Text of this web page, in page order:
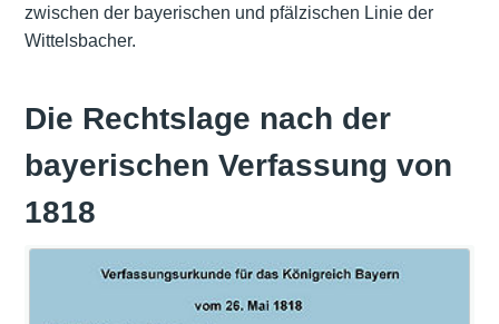
zwischen der bayerischen und pfälzischen Linie der
Wittelsbacher.
Die Rechtslage nach der
bayerischen Verfassung von
1818